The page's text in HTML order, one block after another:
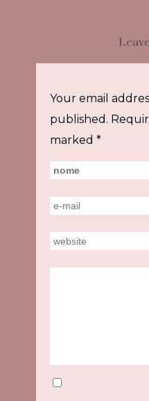
Your email
published.
marked *